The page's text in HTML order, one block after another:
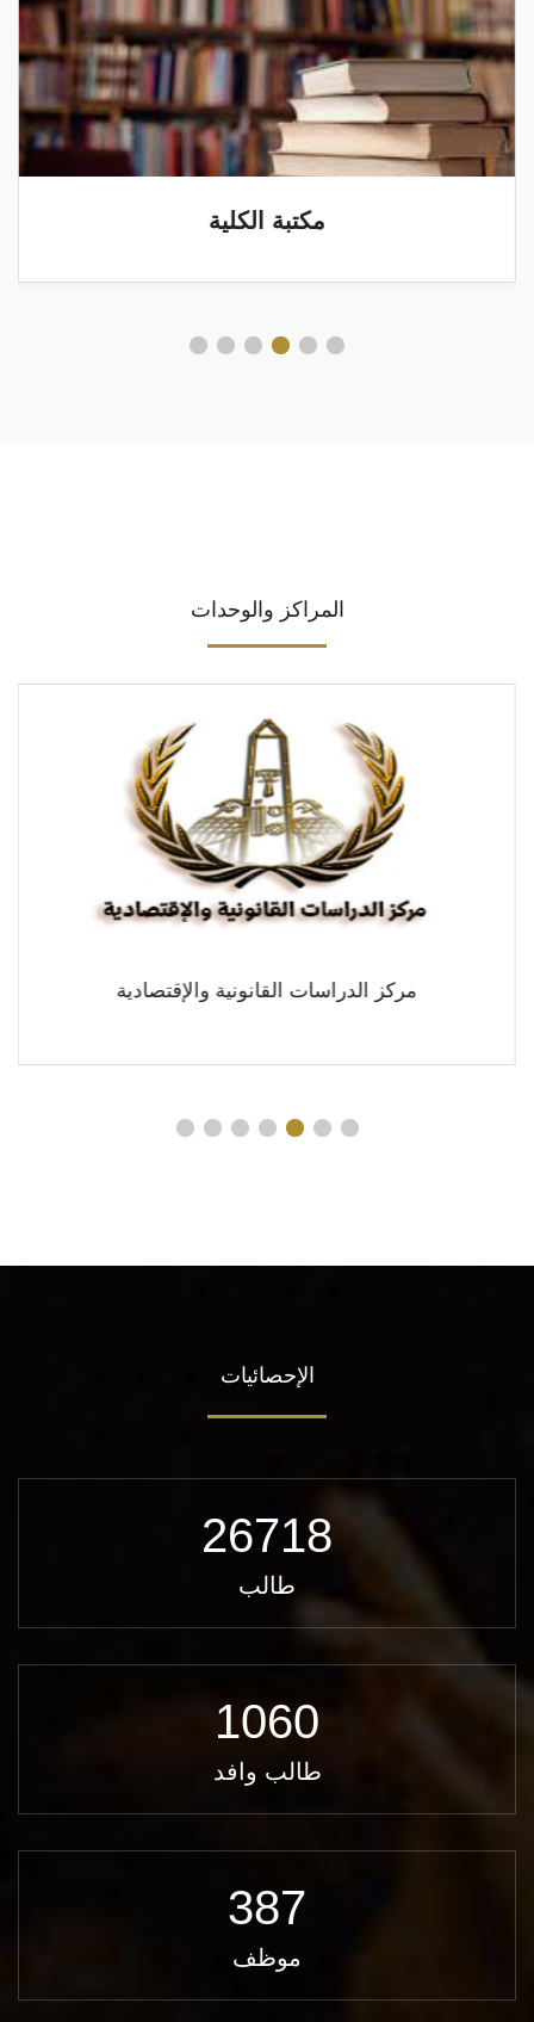
مكتبة الكلية
المراكز والوحدات
مركز الدراسات القانونية والإقتصادية
الإحصائيات
26718
طالب
1060
طالب وافد
387
موظف